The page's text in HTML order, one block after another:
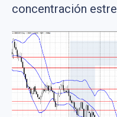
concentración